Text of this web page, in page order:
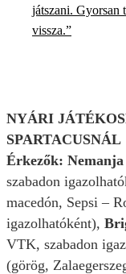
játszani. Gyorsan
vissza.”
NYÁRI
SPARTACUSNÁL
Érkezők:
szabadon
macedón, Sepsi –
igazolhatóként),
VTK, szabadon
(görög,